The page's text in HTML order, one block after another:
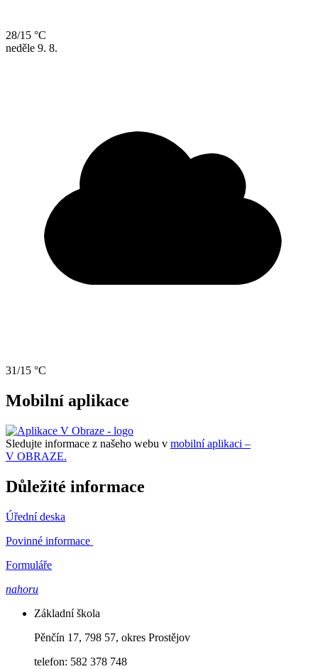
28/15 °C
neděle 9. 8.
31/15 °C
Mobilní aplikace
Sledujte informace z našeho webu v mobilní aplikaci –
V OBRAZE.
Důležité informace
Úřední deska
Povinné informace
Formuláře
nahoru
Základní škola
Pěnčín 17, 798 57, okres Prostějov
telefon: 582 378 748